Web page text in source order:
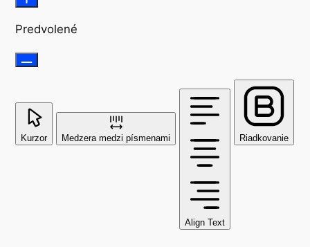
Predvolené
Kurzor Medzera medzi písmenami
Align Text
Riadkovanie